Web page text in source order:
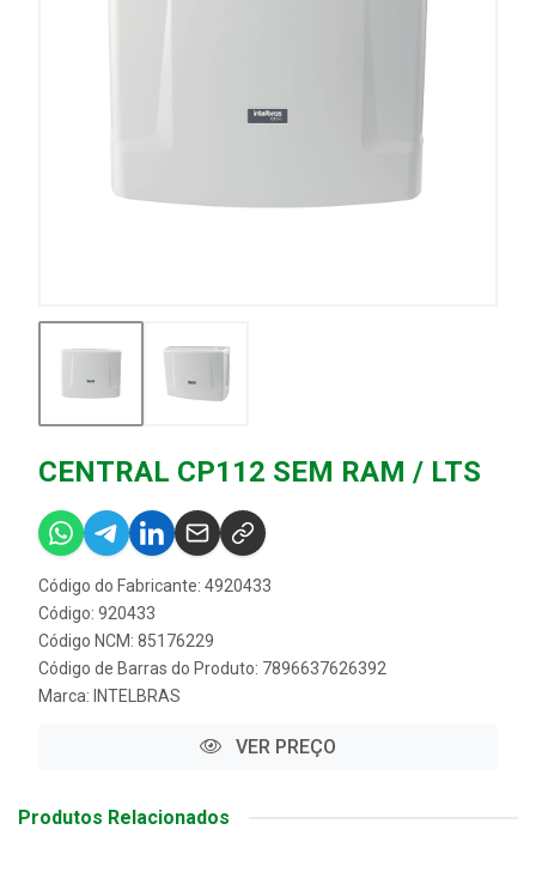
CENTRAL CP112 SEM RAM / LTS
Código do Fabricante: 4920433
Código: 920433
Código NCM: 85176229
Código de Barras do Produto: 7896637626392
Marca: INTELBRAS
VER PREÇO
Produtos Relacionados